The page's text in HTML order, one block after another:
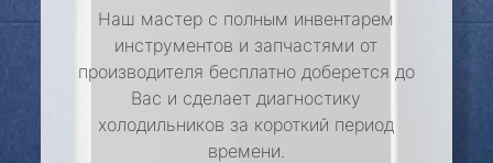
Наш мастер с полным инвентарем
инструментов и запчастями от
производителя бесплатно доберется до
Вас и сделает диагностику
холодильников за короткий период
времени.